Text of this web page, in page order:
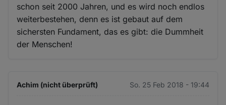
schon seit 2000 Jahren, und es wird noch endlos
weiterbestehen, denn es ist gebaut auf dem
sichersten Fundament, das es gibt: die Dummheit
der Menschen!
Achim (nicht überprüft) So. 25 Feb 2018 - 19:44